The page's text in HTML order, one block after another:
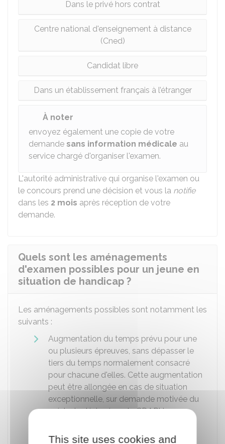
Dans le privé hors contrat
Centre national d'enseignement à distance
(Cned)
Candidat libre
Dans un établissement français à l’étranger
À noter
envoyez également une copie de votre
demande sans information médicale au
service chargé d'organiser l'examen.
L'autorité administrative qui organise l'examen ou
le concours prend une décision et vous la notifie
dans les 2 mois après réception de votre
demande.
Quels sont les aménagements
d'examen possibles pour un jeune en
situation de handicap ?
Les aménagements possibles sont notamment les
suivants :
Augmentation du temps prévu pour une
ou plusieurs épreuves, sans dépasser le
tiers du temps normalement consacré
pour chacune d'elles. Cette augmentation
peut être allongée en cas de situation
exceptionnelle, sur demande motivée du
médecin désigné par la CDAPH
déroulement des épreuves (conditions
This site uses cookies and